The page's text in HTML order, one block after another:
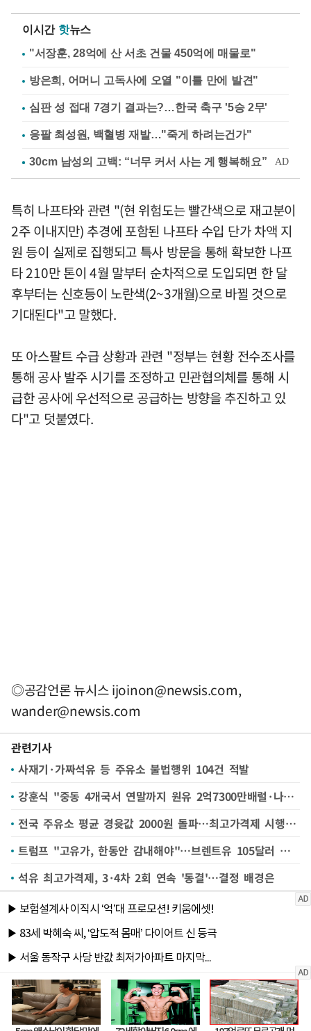
이시간 핫뉴스
"서장훈, 28억에 산 서초 건물 450억에 매물로"
방은희, 어머니 고독사에 오열 "이틀 만에 발견"
심판 성 접대 7경기 결과는?…한국 축구 '5승 2무'
응팔 최성원, 백혈병 재발…"죽게 하려는건가"
특히 나프타와 관련 "(현 위험도는 빨간색으로 재고분이
2주 이내지만) 추경에 포함된 나프타 수입 단가 차액 지
원 등이 실제로 집행되고 특사 방문을 통해 확보한 나프
타 210만 톤이 4월 말부터 순차적으로 도입되면 한 달
후부터는 신호등이 노란색(2~3개월)으로 바뀔 것으로
기대된다"고 말했다.
또 아스팔트 수급 상황과 관련 "정부는 현황 전수조사를
통해 공사 발주 시기를 조정하고 민관협의체를 통해 시
급한 공사에 우선적으로 공급하는 방향을 추진하고 있
다"고 덧붙였다.
◎공감언론 뉴시스ijoinon@newsis.com,
wander@newsis.com
관련기사
사재기·가짜석유 등 주유소 불법행위 104건 적발
강훈식 "중동 4개국서 연말까지 원유 2억7300만배럴·나프타 210만톤 확보"(종합)
전국 주유소 평균 경윳값 2000원 돌파…최고가격제 시행 이후 처음
트럼프 "고유가, 한동안 감내해야"…브렌트유 105달러 돌파
석유 최고가격제, 3·4차 2회 연속 '동결'…결정 배경은